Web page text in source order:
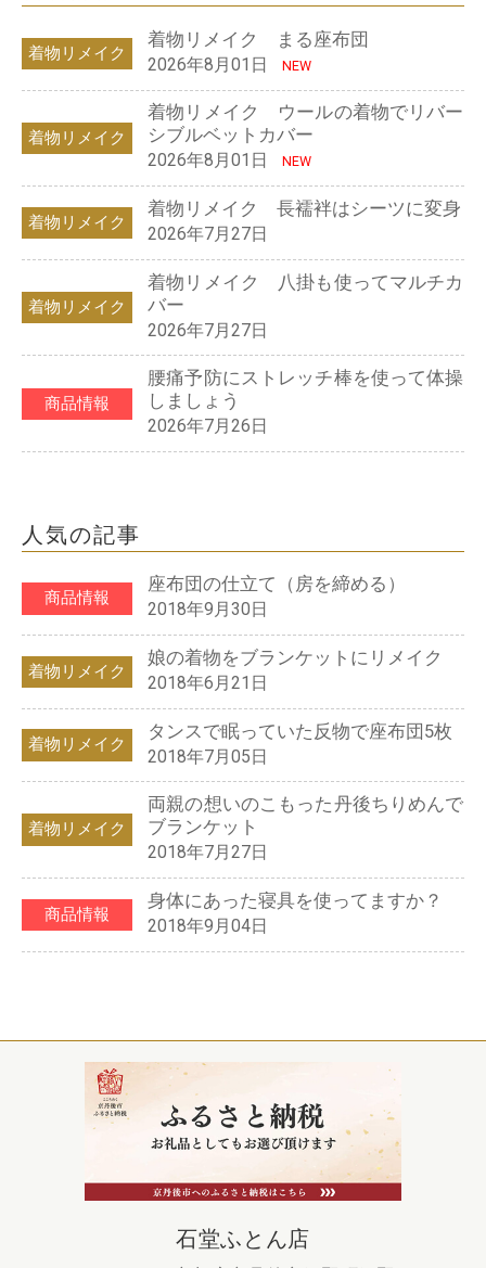
着物リメイク
着物リメイク まる座布団
2026年8月01日
NEW
着物リメイク
着物リメイク ウールの着物でリバー
シブルベットカバー
2026年8月01日
NEW
着物リメイク
着物リメイク 長襦袢はシーツに変身
2026年7月27日
着物リメイク
着物リメイク 八掛も使ってマルチカ
バー
2026年7月27日
商品情報
腰痛予防にストレッチ棒を使って体操
しましょう
2026年7月26日
人気の記事
商品情報
座布団の仕立て（房を締める）
2018年9月30日
着物リメイク
娘の着物をブランケットにリメイク
2018年6月21日
着物リメイク
タンスで眠っていた反物で座布団5枚
2018年7月05日
着物リメイク
両親の想いのこもった丹後ちりめんで
ブランケット
2018年7月27日
商品情報
身体にあった寝具を使ってますか？
2018年9月04日
石堂ふとん店